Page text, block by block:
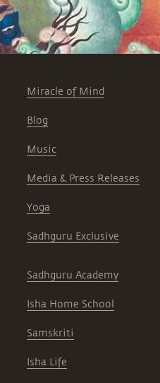
Miracle of Mind
Blog
Music
Media & Press Releases
Yoga
Sadhguru Exclusive
Sadhguru Academy
Isha Home School
Samskriti
Isha Life